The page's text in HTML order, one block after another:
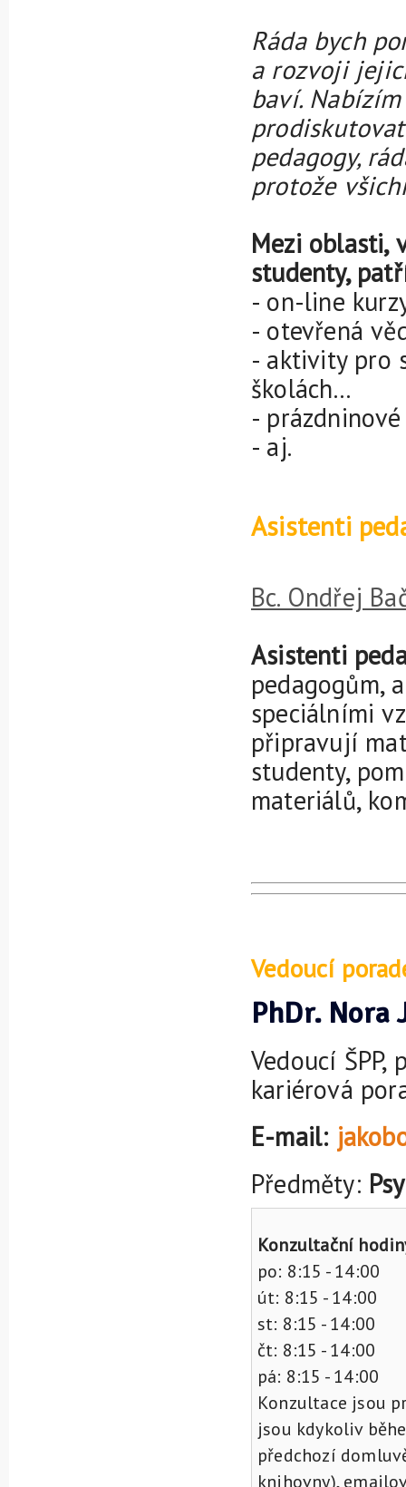
Ráda bych
a rozvoji
baví.
pedagogy,
protože
Mezi oblasti,
studenty,
- on-line
- otevřená
- aktivity pro
školách…
-
- aj.
Asistenti
Bc. Ondřej
Asistenti
pedagogům,
speciálními
připravují
studenty,
materiálů,
Vedoucí
PhDr. Nora
Vedoucí ŠPP,
kariérová
E-mail:
Předměty: Psy
Konzultační
po: 8:15 - 14:00
út: 8:15 - 14:00
st: 8:15 - 14:00
čt: 8:15 - 14:00
pá: 8:15 - 14:00
Konzultace jsou
jsou kdykoliv
předchozí
knihovny),